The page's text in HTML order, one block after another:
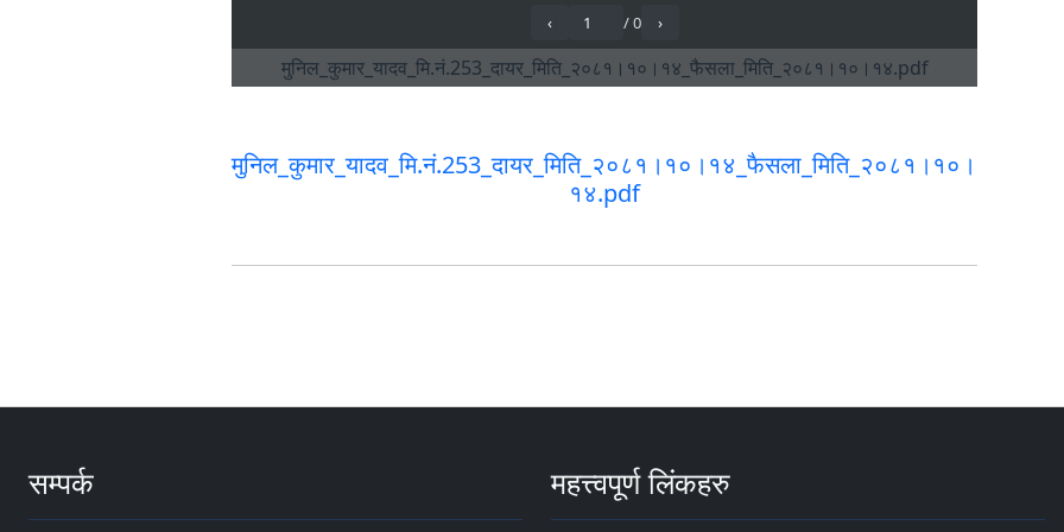
मुनिल_कुमार_यादव_मि.नं.253_दायर_मिति_२०८१।१०।१४_फैसला_मिति_२०८१।१०।
१४.pdf
सम्पर्क महत्त्वपूर्ण लिंकहरु